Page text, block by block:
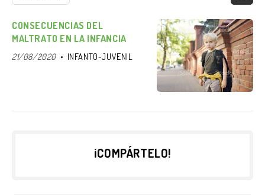
CONSECUENCIAS DEL
MALTRATO EN LA INFANCIA
21/08/2020 INFANTO-JUVENIL
¡COMPÁRTELO!